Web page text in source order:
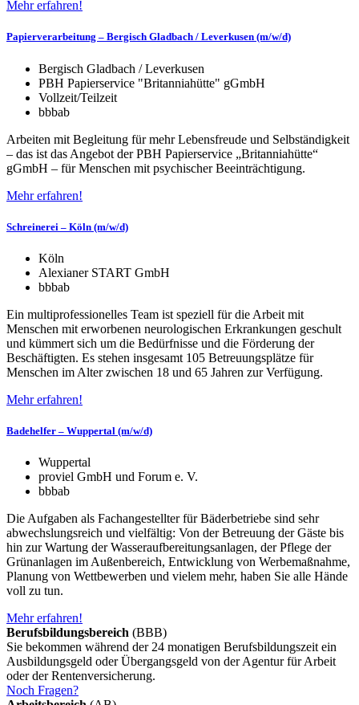
Mehr erfahren!
Papierverarbeitung – Bergisch Gladbach / Leverkusen (m/w/d)
Bergisch Gladbach / Leverkusen
PBH Papierservice "Britanniahütte" gGmbH
Vollzeit/Teilzeit
bbbab
Arbeiten mit Begleitung für mehr Lebensfreude und Selbständigkeit
– das ist das Angebot der PBH Papierservice „Britanniahütte“
gGmbH – für Menschen mit psychischer Beeinträchtigung.
Mehr erfahren!
Schreinerei – Köln (m/w/d)
Köln
Alexianer START GmbH
bbbab
Ein multiprofessionelles Team ist speziell für die Arbeit mit
Menschen mit erworbenen neurologischen Erkrankungen geschult
und kümmert sich um die Bedürfnisse und die Förderung der
Beschäftigten. Es stehen insgesamt 105 Betreuungsplätze für
Menschen im Alter zwischen 18 und 65 Jahren zur Verfügung.
Mehr erfahren!
Badehelfer – Wuppertal (m/w/d)
Wuppertal
proviel GmbH und Forum e. V.
bbbab
Die Aufgaben als Fachangestellter für Bäderbetriebe sind sehr
abwechslungsreich und vielfältig: Von der Betreuung der Gäste bis
hin zur Wartung der Wasseraufbereitungsanlagen, der Pflege der
Grünanlagen im Außenbereich, Entwicklung von Werbemaßnahme,
Planung von Wettbewerben und vielem mehr, haben Sie alle Hände
voll zu tun.
Mehr erfahren!
Berufsbildungsbereich (BBB)
Sie bekommen während der 24 monatigen Berufsbildungszeit ein
Ausbildungsgeld oder Übergangsgeld von der Agentur für Arbeit
oder der Rentenversicherung.
Noch Fragen?